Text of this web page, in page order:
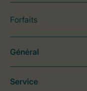
Forfaits
Général
Service